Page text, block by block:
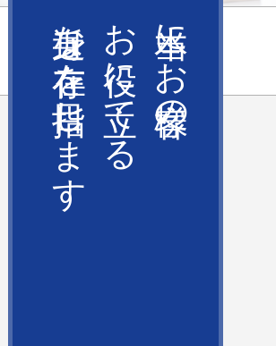
本当にお客様の
お役に立てる
身近な存在を目指します